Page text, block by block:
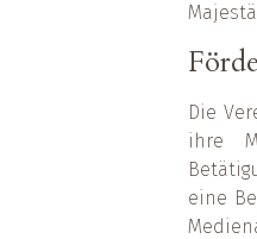
Die
ihre
eine